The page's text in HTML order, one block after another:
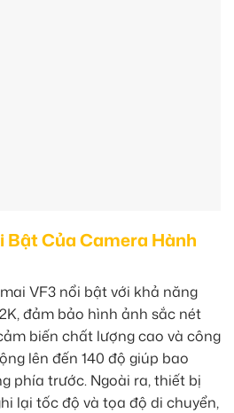
Bật Của Camera Hành
VF3 nổi bật với khả năng
đảm bảo hình ảnh sắc nét
biến chất lượng cao và công
lên đến 140 độ giúp bao
phía trước. Ngoài ra, thiết bị
lại tốc độ và tọa độ di chuyển,